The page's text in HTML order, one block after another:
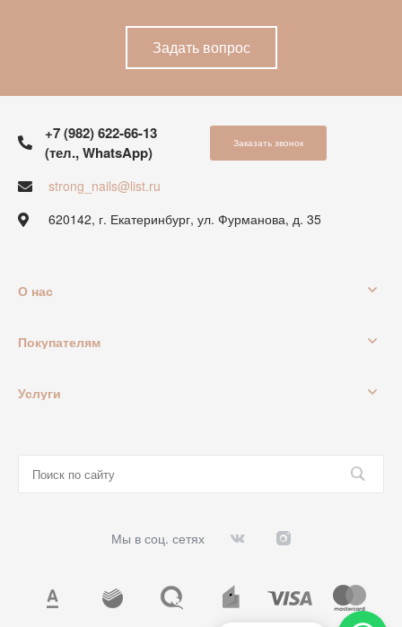
Задать вопрос
+7 (982) 622-66-13
(тел., WhatsApp)
Заказать звонок
strong_nails@list.ru
620142, г. Екатеринбург, ул. Фурманова, д. 35
О нас
Покупателям
Услуги
Мы в соц. сетях